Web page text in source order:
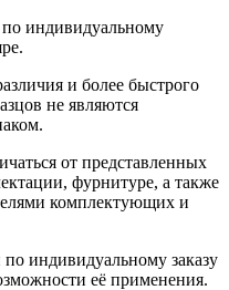
индивидуальному
и более быстрого
не являются
от представленных
фурнитуре, а также
комплектующих и
индивидуальному заказу
её применения.